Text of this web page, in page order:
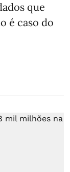
que
é caso do